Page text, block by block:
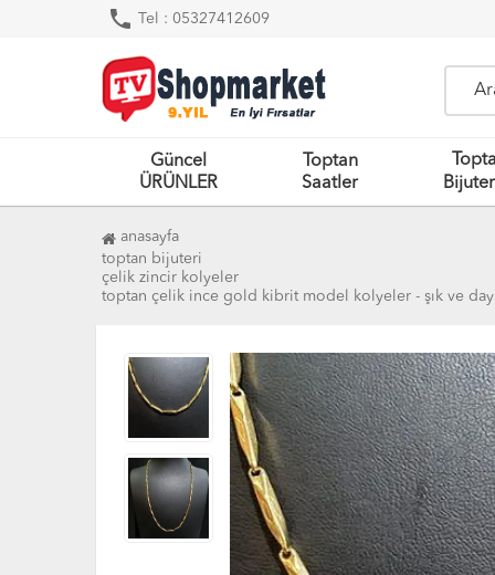
phone Tel : 05327412609
Güncel
ÜRÜNLER
Toptan
Saatler
anasayfa
toptan bijuteri
çelik zincir kolyeler
toptan çelik i̇nce gold kibrit model kolyeler - şık ve